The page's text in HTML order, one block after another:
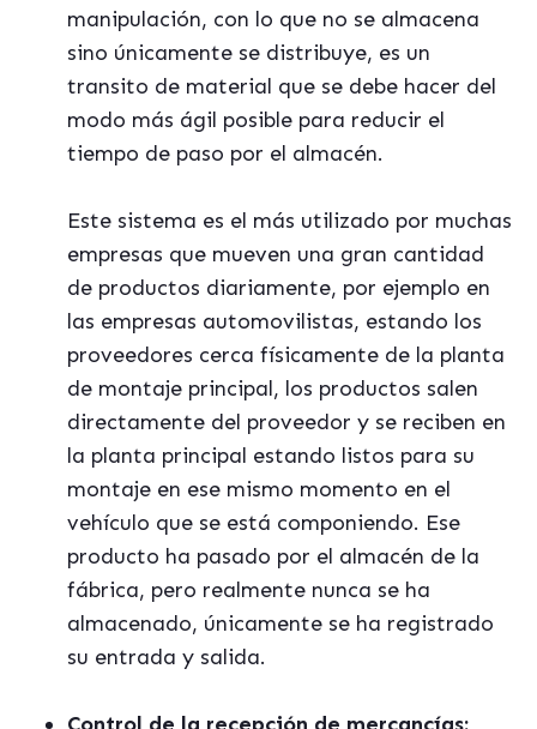
manipulación, con lo que no se almacena
sino únicamente se distribuye, es un
transito de material que se debe hacer del
modo más ágil posible para reducir el
tiempo de paso por el almacén.
Este sistema es el más utilizado por muchas
empresas que mueven una gran cantidad
de productos diariamente, por ejemplo en
las empresas automovilistas, estando los
proveedores cerca físicamente de la planta
de montaje principal, los productos salen
directamente del proveedor y se reciben en
la planta principal estando listos para su
montaje en ese mismo momento en el
vehículo que se está componiendo. Ese
producto ha pasado por el almacén de la
fábrica, pero realmente nunca se ha
almacenado, únicamente se ha registrado
su entrada y salida.